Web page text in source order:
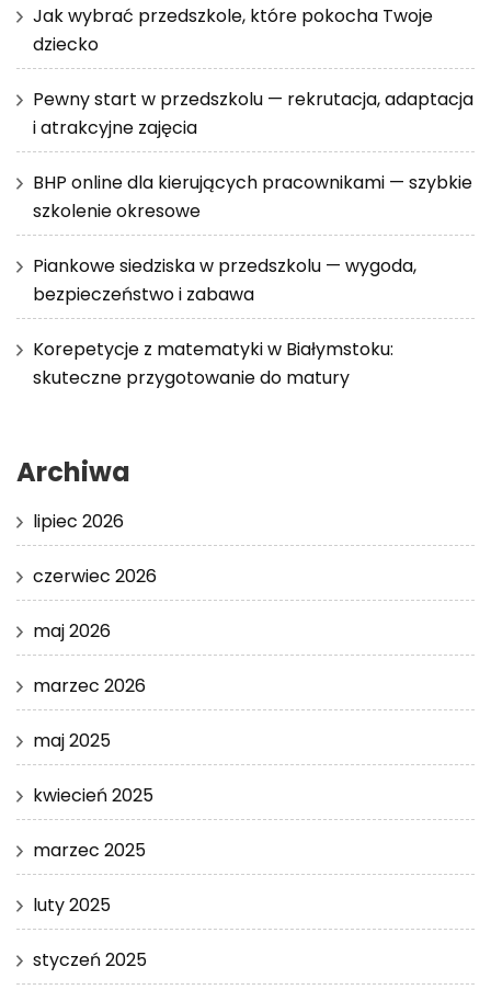
Jak wybrać przedszkole, które pokocha Twoje
dziecko
Pewny start w przedszkolu — rekrutacja, adaptacja
i atrakcyjne zajęcia
BHP online dla kierujących pracownikami — szybkie
szkolenie okresowe
Piankowe siedziska w przedszkolu — wygoda,
bezpieczeństwo i zabawa
Korepetycje z matematyki w Białymstoku:
skuteczne przygotowanie do matury
Archiwa
lipiec 2026
czerwiec 2026
maj 2026
marzec 2026
maj 2025
kwiecień 2025
marzec 2025
luty 2025
styczeń 2025